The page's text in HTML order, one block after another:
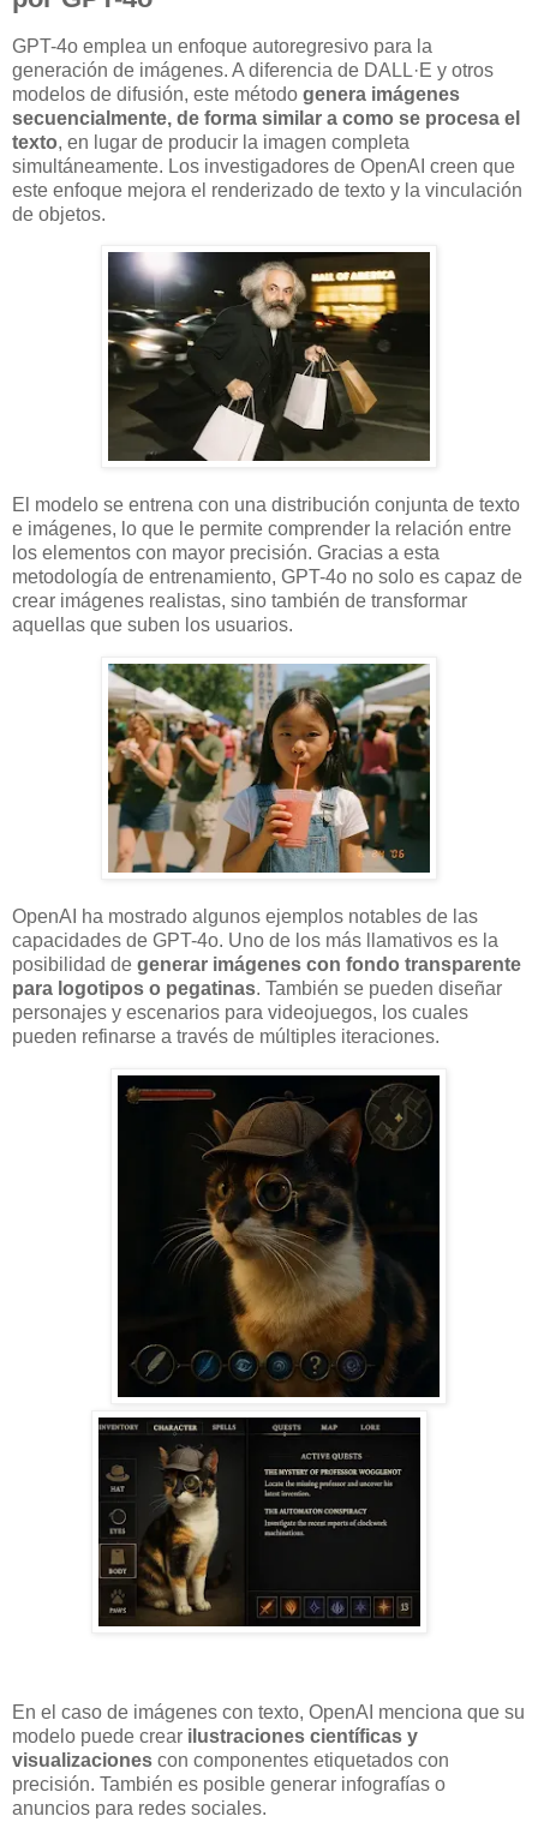
GPT-4o emplea un enfoque autoregresivo para la
generación de imágenes. A diferencia de DALL·E y otros
modelos de difusión, este método genera imágenes
secuencialmente, de forma similar a como se procesa el
texto, en lugar de producir la imagen completa
simultáneamente. Los investigadores de OpenAI creen que
este enfoque mejora el renderizado de texto y la vinculación
de objetos.
El modelo se entrena con una distribución conjunta de texto
e imágenes, lo que le permite comprender la relación entre
los elementos con mayor precisión. Gracias a esta
metodología de entrenamiento, GPT-4o no solo es capaz de
crear imágenes realistas, sino también de transformar
aquellas que suben los usuarios.
OpenAI ha mostrado algunos ejemplos notables de las
capacidades de GPT-4o. Uno de los más llamativos es la
posibilidad de generar imágenes con fondo transparente
para logotipos o pegatinas. También se pueden diseñar
personajes y escenarios para videojuegos, los cuales
pueden refinarse a través de múltiples iteraciones.
En el caso de imágenes con texto, OpenAI menciona que su
modelo puede crear ilustraciones científicas y
visualizaciones con componentes etiquetados con
precisión. También es posible generar infografías o
anuncios para redes sociales.